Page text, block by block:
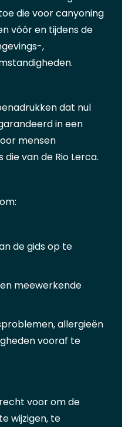
die voor canyoning
vóór en tijdens de
,
dat nul
in een
mensen
van de Rio Lerca.
de gids op te
meewerkende
allergieën
vooraf te
voor om de
wijzigen, te